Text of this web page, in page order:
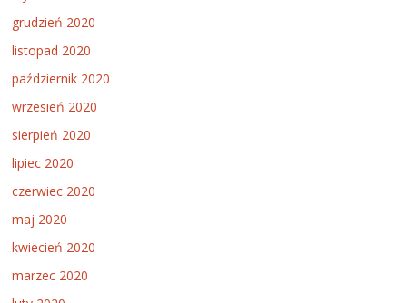
grudzień 2020
listopad 2020
październik 2020
wrzesień 2020
sierpień 2020
lipiec 2020
czerwiec 2020
maj 2020
kwiecień 2020
marzec 2020